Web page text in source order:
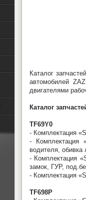
Каталог
автомобилей
двигателями
Каталог
TF69Y0
- Комплектация
- Комплектация
водителя, обивка
- Комплектация
замок, ГУР,
- Комплектация
TF698Р